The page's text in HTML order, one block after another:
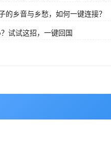
的乡音与乡愁，如何一键连接？
试试这招，一键回国
海